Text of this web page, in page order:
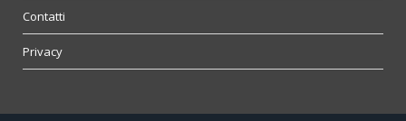
Contatti
Privacy